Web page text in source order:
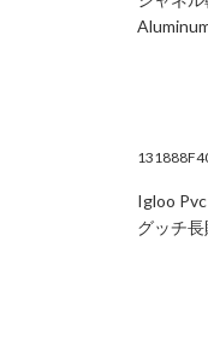
Igloo
グッチ